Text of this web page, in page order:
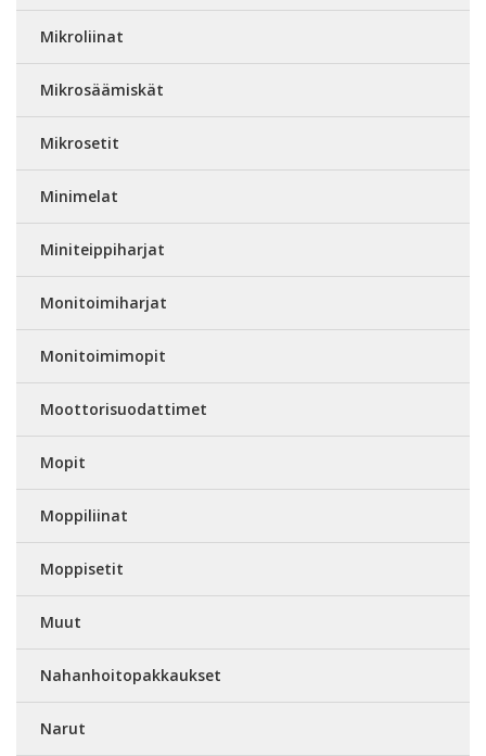
Mikroliinat
Mikrosäämiskät
Mikrosetit
Minimelat
Miniteippiharjat
Monitoimiharjat
Monitoimimopit
Moottorisuodattimet
Mopit
Moppiliinat
Moppisetit
Muut
Nahanhoitopakkaukset
Narut